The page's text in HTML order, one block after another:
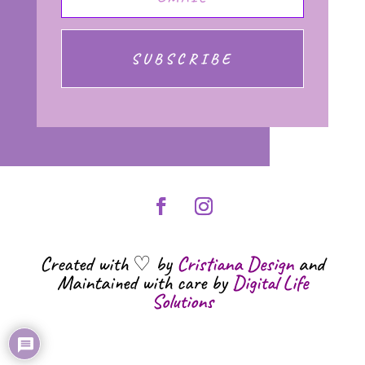
SUBSCRIBE
Created with ♡ by Cristiana Design and
Maintained with care byDigital Life
Solutions